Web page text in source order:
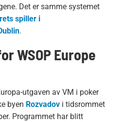
Det er samme systemet
spiller i
.
WSOP Europe
utgaven av VM i poker
byen Rozvadovi tidsrommet
Programmet har blitt